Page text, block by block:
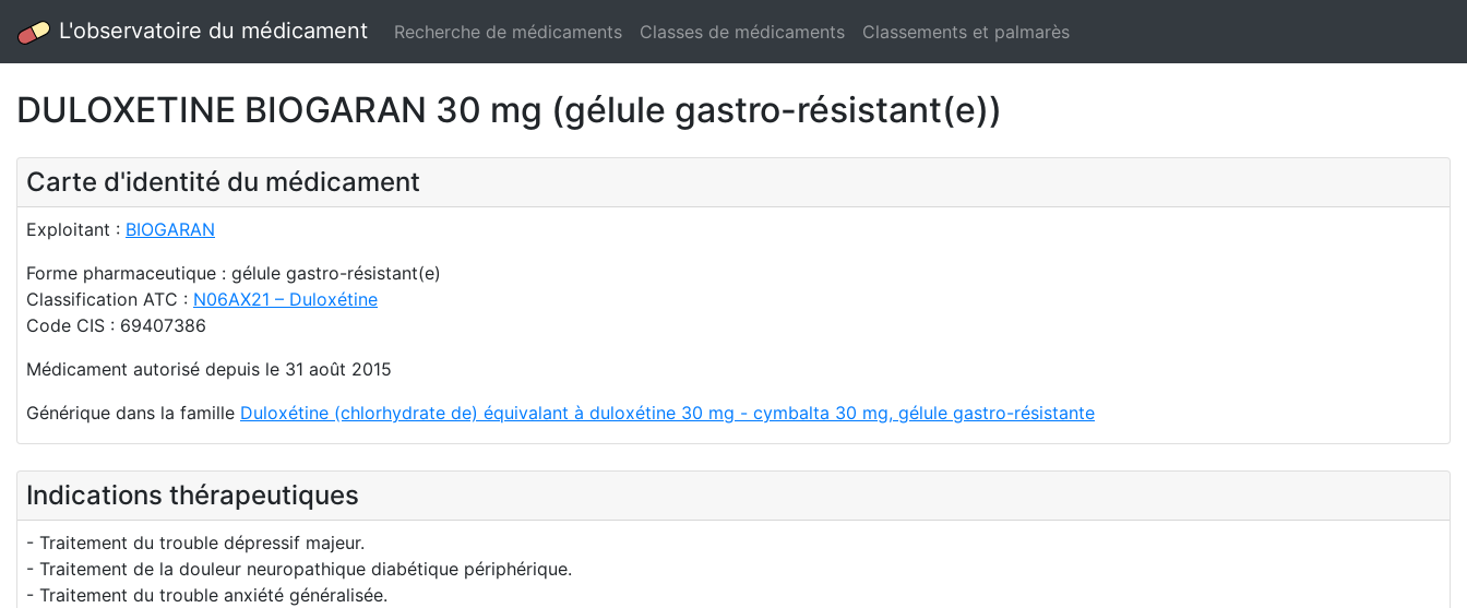
L'observatoire du médicament Recherche de médicaments Classes de médicaments Classements et palmarès
DULOXETINE BIOGARAN 30 mg (gélule gastro-résistant(e))
Carte d'identité du médicament
Exploitant : BIOGARAN
Forme pharmaceutique : gélule gastro-résistant(e)
Classification ATC : N06AX21 – Duloxétine
Code CIS : 69407386
Médicament autorisé depuis le 31 août 2015
Générique dans la famille Duloxétine (chlorhydrate de) équivalant à duloxétine 30 mg - cymbalta 30 mg, gélule gastro-résistante
Indications thérapeutiques
- Traitement du trouble dépressif majeur.
- Traitement de la douleur neuropathique diabétique périphérique.
- Traitement du trouble anxiété généralisée.